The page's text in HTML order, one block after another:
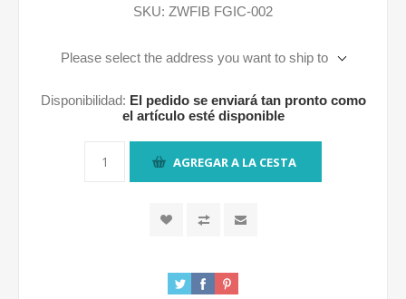
SKU: ZWFIB FGIC-002
Please select the address you want to ship to
Disponibilidad: El pedido se enviará tan pronto como
el artículo esté disponible
AGREGAR A LA CESTA